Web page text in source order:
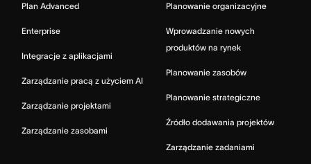
Plan Advanced
Enterprise
Integracje z aplikacjami
Zarządzanie pracą z użyciem AI
Zarządzanie projektami
Zarządzanie zasobami
Planowanie organizacyjne
Wprowadzanie nowych
produktów na rynek
Planowanie zasobów
Planowanie strategiczne
Źródło dodawania projektów
Zarządzanie zadaniami